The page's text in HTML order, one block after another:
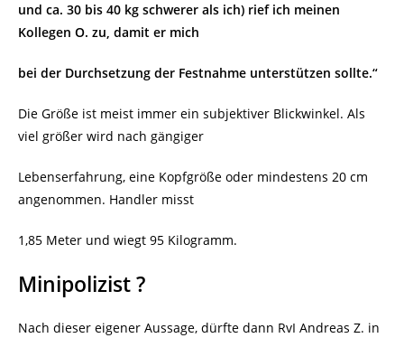
und ca. 30 bis 40 kg schwerer als ich) rief ich meinen
Kollegen O. zu, damit er mich
bei der Durchsetzung der Festnahme unterstützen sollte.“
Die Größe ist meist immer ein subjektiver Blickwinkel. Als
viel größer wird nach gängiger
Lebenserfahrung, eine Kopfgröße oder mindestens 20 cm
angenommen. Handler misst
1,85 Meter und wiegt 95 Kilogramm.
Minipolizist ?
Nach dieser eigener Aussage, dürfte dann RvI Andreas Z. in